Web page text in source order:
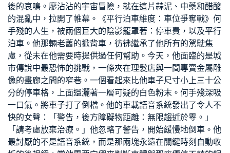
後的哀鳴。廖沾沾的宇宙冒險，就在這片蒜泥、中藥和醋酸
的混亂中，拉開了帷幕。《平行泊車維度：車位爭奪戰》何
手殘的人生，被兩個巨大的陰影籠罩著：停車費，以及平行
泊車。他那輛老舊的掀背車，彷彿繼承了他所有的駕駛焦
慮，從未在他需要時提供過任何幫助。今天，他面臨的是城
市傳說中最恐怖的挑戰，一條夾在理髮店與一間專賣金屬雕
像的畫廊之間的窄巷。一個看起來比他車子尺寸小上三十公
分的停車格，上面還灑著一層可疑的白色粉末。何手殘深吸
一口氣。將車子打了倒檔。他的車載語音系統發出了令人不
快的女聲：「警告，後方障礙物距離：無限趨近於零。」
「請考慮放棄治療。」他忽略了警告，開始緩慢地倒車。他
最討厭的不是語音系統，而是那兩塊永遠在關鍵時刻自動收